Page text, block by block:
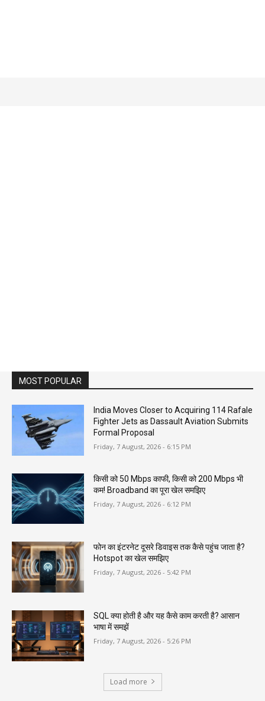
MOST POPULAR
India Moves Closer to Acquiring 114 Rafale
Fighter Jets as Dassault Aviation Submits
Formal Proposal
Friday, 7 August, 2026 - 6:15 PM
किसी को 50 Mbps काफी, किसी को 200 Mbps भी
कम! Broadband का पूरा खेल समझिए
Friday, 7 August, 2026 - 6:12 PM
फोन का इंटरनेट दूसरे डिवाइस तक कैसे पहुंच जाता है?
Hotspot का खेल समझिए
Friday, 7 August, 2026 - 5:42 PM
SQL क्या होती है और यह कैसे काम करती है? आसान
भाषा में समझें
Friday, 7 August, 2026 - 5:26 PM
Load more